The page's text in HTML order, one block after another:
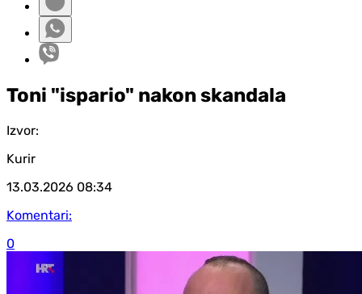
Toni "ispario" nakon skandala
Izvor:
Kurir
13.03.2026 08:34
Komentari:
0